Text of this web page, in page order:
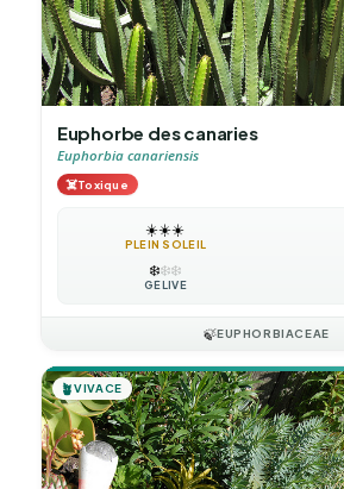
Euphorbe des canaries
Euphorbia canariensis
☠️Toxique
☀️☀️☀️
PLEIN SOLEIL
❄️❄️❄️
GÉLIVE
🍃EUPHORBIACEAE
🪴VIVACE